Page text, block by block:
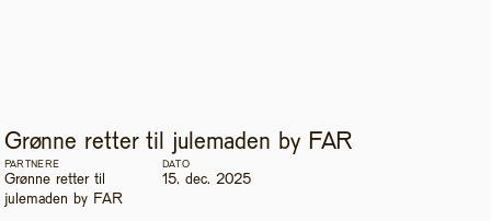
Grønne retter til julemaden by FAR
PARTNERE
Grønne retter til
julemaden by FAR
DATO
15. dec. 2025